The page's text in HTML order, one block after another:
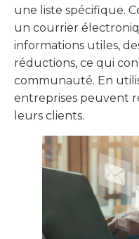
une liste spécifique.
un courrier
informations utiles,
réductions, ce qui
communauté. En
entreprises peuvent
leurs clients.